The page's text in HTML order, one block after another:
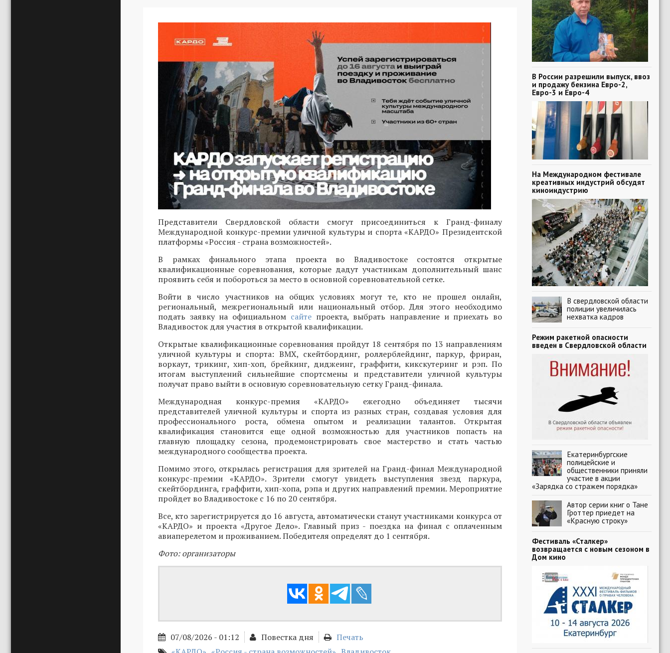
Представители Свердловской области смогут присоединиться к Гранд-финалу
Международной конкурс-премии уличной культуры и спорта «КАРДО» Президентской
платформы «Россия - страна возможностей».
В рамках финального этапа проекта во Владивостоке состоятся открытые
квалификационные соревнования, которые дадут участникам дополнительный шанс
проявить себя и побороться за место в основной соревновательной сетке.
Войти в число участников на общих условиях могут те, кто не прошел онлайн,
региональный, межрегиональный или национальный отбор. Для этого необходимо
подать заявку на официальном сайтепроекта, выбрать направление и приехать во
Владивосток для участия в открытой квалификации.
Открытые квалификационные соревнования пройдут 18 сентября по 13 направлениям
уличной культуры и спорта: BMX, скейтбординг, роллерблейдинг, паркур, фриран,
воркаут, трикинг, хип-хоп, брейкинг, диджеинг, граффити, кикскутеринг и рэп. По
итогам выступлений сильнейшие спортсмены и представители уличной культуры
получат право выйти в основную соревновательную сетку Гранд-финала.
Международная конкурс-премия «КАРДО» ежегодно объединяет тысячи
представителей уличной культуры и спорта из разных стран, создавая условия для
профессионального роста, обмена опытом и реализации талантов. Открытая
квалификация становится еще одной возможностью для участников попасть на
главную площадку сезона, продемонстрировать свое мастерство и стать частью
международного сообщества проекта.
Помимо этого, открылась регистрация для зрителей на Гранд-финал Международной
конкурс-премии «КАРДО». Зрители смогут увидеть выступления звезд паркура,
скейтбординга, граффити, хип-хопа, рэпа и других направлений премии. Мероприятие
пройдет во Владивостоке с 16 по 20 сентября.
Все, кто зарегистрируется до 16 августа, автоматически станут участниками конкурса от
«КАРДО» и проекта «Другое Дело». Главный приз - поездка на финал с оплаченным
авиаперелетом и проживанием. Победителя определят до 1 сентября.
Фото: организаторы
07/08/2026 - 01:12 Повестка дня
Печать
В России разрешили выпуск, ввоз
и продажу бензина Евро-2,
Евро-3 и Евро-4
На Международном фестивале
креативных индустрий обсудят
киноиндустрию
В свердловской области
полиции увеличилась
нехватка кадров
Режим ракетной опасности
введен в Свердловской области
Екатеринбургские
полицейские и
общественники приняли
участие в акции
«Зарядка со стражем порядка»
Автор серии книг о Тане
Гроттер приедет на
«Красную строку»
Фестиваль «Сталкер»
возвращается с новым сезоном в
Дом кино